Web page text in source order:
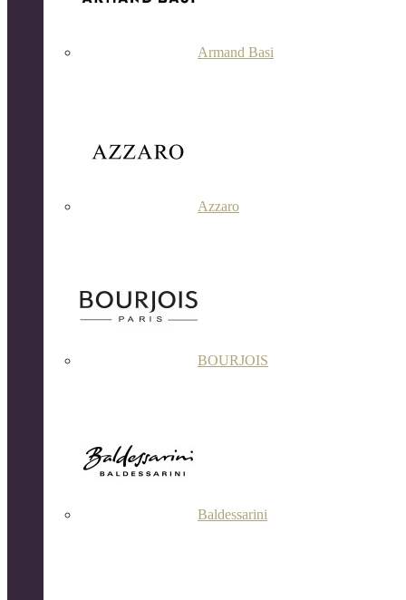
Armand Basi
Azzaro
BOURJOIS
Baldessarini